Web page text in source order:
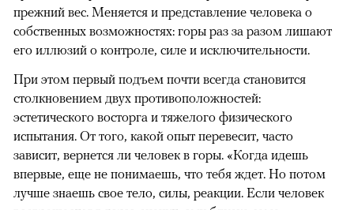
прежний вес. Меняется и представление человека о
собственных возможностях: горы раз за разом лишают
его иллюзий о контроле, силе и исключительности.
При этом первый подъем почти всегда становится
столкновением двух противоположностей:
эстетического восторга и тяжелого физического
испытания. От того, какой опыт перевесит, часто
зависит, вернется ли человек в горы. «Когда идешь
впервые, еще не понимаешь, что тебя ждет. Но потом
лучше знаешь свое тело, силы, реакции. Если человек